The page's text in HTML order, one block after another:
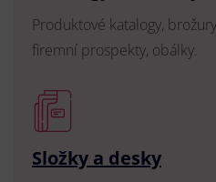
Produktové katalogy,
firemní prospekty, obálky.
Složky a desky